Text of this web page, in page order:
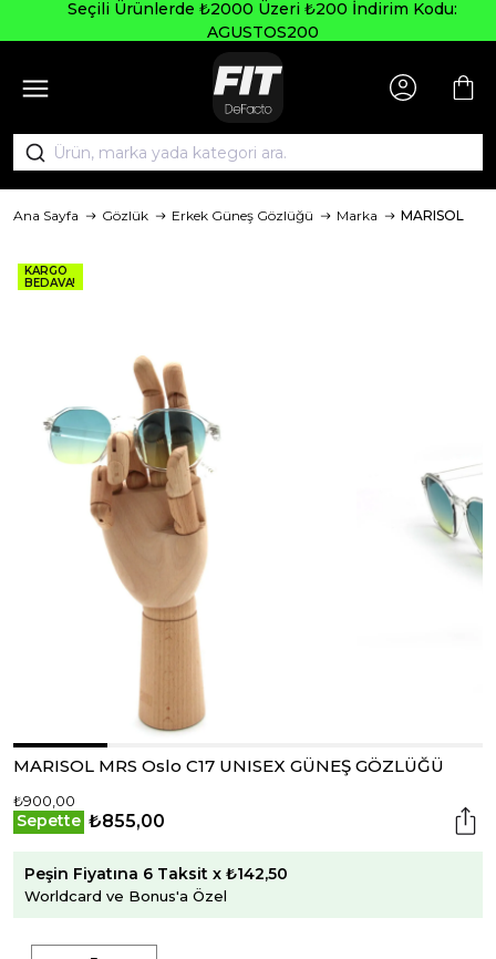
Seçili Ürünlerde ₺2000 Üzeri ₺200 İndirim Kodu:
AGUSTOS200
Ana Sayfa Gözlük Erkek Güneş Gözlüğü Marka MARISOL
KARGO
BEDAVA!
MARISOL MRS Oslo C17 UNISEX GÜNEŞ GÖZLÜĞÜ
₺900,00
Sepette ₺855,00
Peşin Fiyatına 6 Taksit x ₺142,50
Worldcard ve Bonus'a Özel